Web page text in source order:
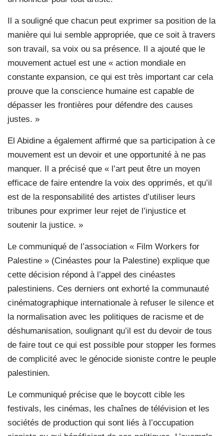
Il a souligné que chacun peut exprimer sa position de la
manière qui lui semble appropriée, que ce soit à travers
son travail, sa voix ou sa présence. Il a ajouté que le
mouvement actuel est une « action mondiale en
constante expansion, ce qui est très important car cela
prouve que la conscience humaine est capable de
dépasser les frontières pour défendre des causes
justes. »
El Abidine a également affirmé que sa participation à ce
mouvement est un devoir et une opportunité à ne pas
manquer. Il a précisé que « l’art peut être un moyen
efficace de faire entendre la voix des opprimés, et qu’il
est de la responsabilité des artistes d’utiliser leurs
tribunes pour exprimer leur rejet de l’injustice et
soutenir la justice. »
Le communiqué de l’association « Film Workers for
Palestine » (Cinéastes pour la Palestine) explique que
cette décision répond à l’appel des cinéastes
palestiniens. Ces derniers ont exhorté la communauté
cinématographique internationale à refuser le silence et
la normalisation avec les politiques de racisme et de
déshumanisation, soulignant qu’il est du devoir de tous
de faire tout ce qui est possible pour stopper les formes
de complicité avec le génocide sioniste contre le peuple
palestinien.
Le communiqué précise que le boycott cible les
festivals, les cinémas, les chaînes de télévision et les
sociétés de production qui sont liés à l’occupation